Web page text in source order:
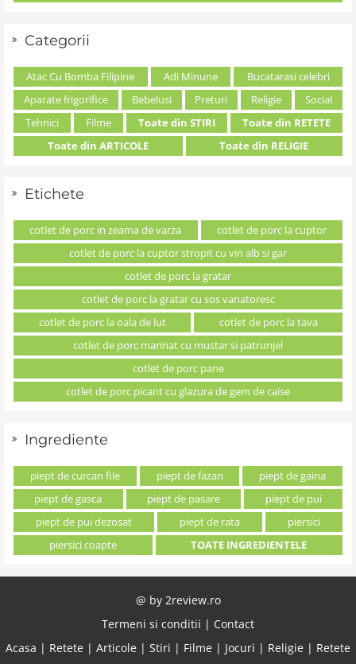
Categorii
Atac Cu Bomba Filipine Adi Minune
Bucatarasi celebri
Aparate frigorifice
Bebelusi Preturi Religie
Social
Tehnici
Filme Toate din STIRI
Toate din RETETE
Toate din ARTICOLE
Toate din RELIGIE
Etichete
cotlet de porc in zeama de varza
cotlet de porc la cuptor
cotlet de porc la cuptor stropit cu vin alb si gar
cotlet de porc la gratar
cotlet de porc la gratar cu sos vanatoresc
cotlet de porc la oala de lut
cotlet de porc la tava
cotlet de porc marinat cu mustar si patrunjel
cotlet de porc pane
cotlet de porc picant cu glazura de gem de caise
Ingrediente
piept de curcan file piept de fazan
piept de gaina
piept de gasca
piept de pasare
piept de pui
piept de pui dezosat
piept de rata
piersici
piersici coapte
TOATE INGREDIENTELE
@ by 2review.ro
Termeni si conditii | Contact
Acasa | Retete | Articole | Stiri | Filme | Jocuri | Religie | Retete